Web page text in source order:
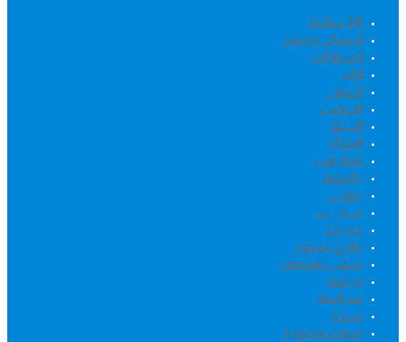
24 ساعة
أسماء ووجوه
إصدارات
اراء
اشهار
اقتصاد
البيئة
المرأة
تمازيغت
جامعة
جهات
حــــوارات
حوادث
خارج الحدود
خلف المشهد
رياضة
سياسة
صحة
صوت وصورة